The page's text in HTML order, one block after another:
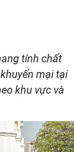
tính chất
mại tại
khu vực và